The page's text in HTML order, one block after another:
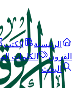
الرئيسية الكتب
القرون
الكلمات
البحث